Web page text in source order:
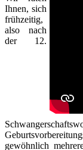
Ihnen, sich
frühzeitig,
also nach
der 12.
gewöhnlich